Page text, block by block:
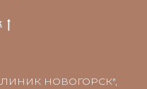
НОВОГОРСК",